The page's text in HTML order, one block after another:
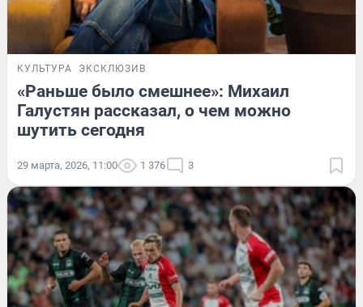
КУЛЬТУРА ЭКСКЛЮЗИВ
«Раньше было смешнее»: Михаил
Галустян рассказал, о чем можно
шутить сегодня
29 марта, 2026, 11:00 1 376 3